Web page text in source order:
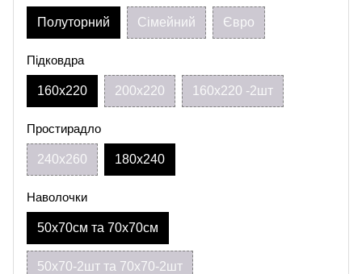
Полуторний Сімейний Євро
Підковдра
160х220 200х220 160х220 -2шт
Простирадло
240х260 180х240
Наволочки
50х70см та 70х70см
50х70-2шт та 70х70-2шт